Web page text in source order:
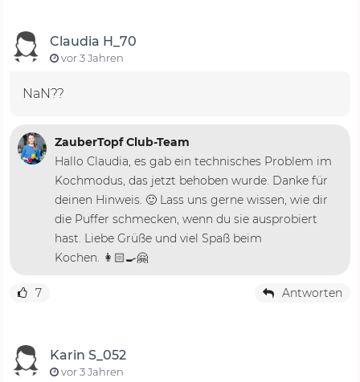
Claudia H_70
vor 3 Jahren
NaN??
ZauberTopf Club-Team
Hallo Claudia, es gab ein technisches Problem im
Kochmodus, das jetzt behoben wurde. Danke für
deinen Hinweis. 🙂 Lass uns gerne wissen, wie dir
die Puffer schmecken, wenn du sie ausprobiert
hast. Liebe Grüße und viel Spaß beim
Kochen. 👩🏻‍🍳🤗
7 Antworten
Karin S_052
vor 3 Jahren